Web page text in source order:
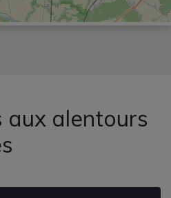
aux alentours